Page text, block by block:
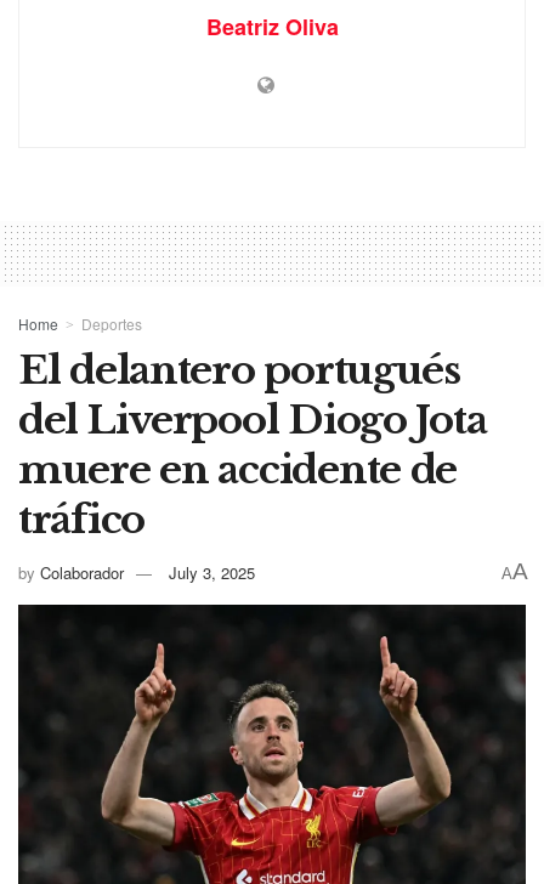
Beatriz Oliva
Home Deportes
El delantero portugués
del Liverpool Diogo Jota
muere en accidente de
tráfico
by Colaborador July 3, 2025 AA